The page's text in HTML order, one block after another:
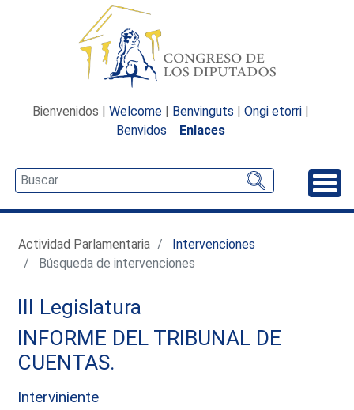
Bienvenidos | Welcome | Benvinguts | Ongi etorri |
Benvidos
Enlaces
Actividad Parlamentaria
Intervenciones
Búsqueda de intervenciones
III Legislatura
INFORME DEL TRIBUNAL DE
CUENTAS.
Interviniente